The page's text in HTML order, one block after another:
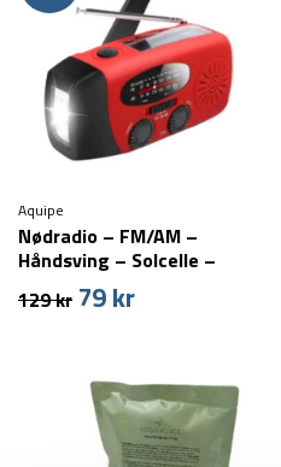
Aquipe
Nødradio – FM/AM –
Håndsving – Solcelle –
2000 mAh powerbank
129kr Den
var:
129 kr.
79krDen
79 kr.